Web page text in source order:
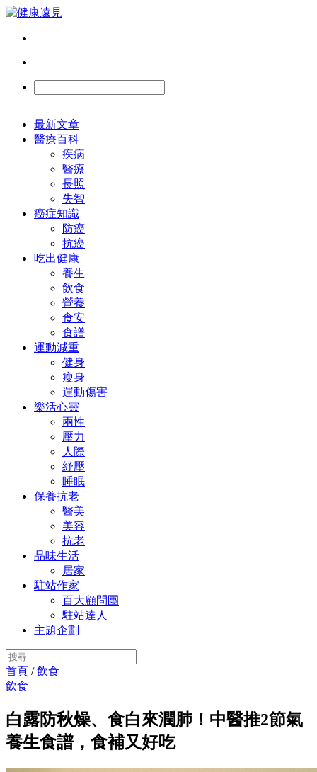
最新文章
醫療百科
疾病
醫療
長照
失智
癌症知識
防癌
抗癌
吃出健康
養生
飲食
營養
食安
食譜
運動減重
健身
瘦身
運動傷害
樂活心靈
兩性
壓力
人際
紓壓
睡眠
保養抗老
醫美
美容
抗老
品味生活
居家
駐站作家
百大顧問團
駐站達人
主題企劃
首頁 /飲食
飲食
白露防秋燥、食白來潤肺！中醫推2節氣
養生食譜，食補又好吃